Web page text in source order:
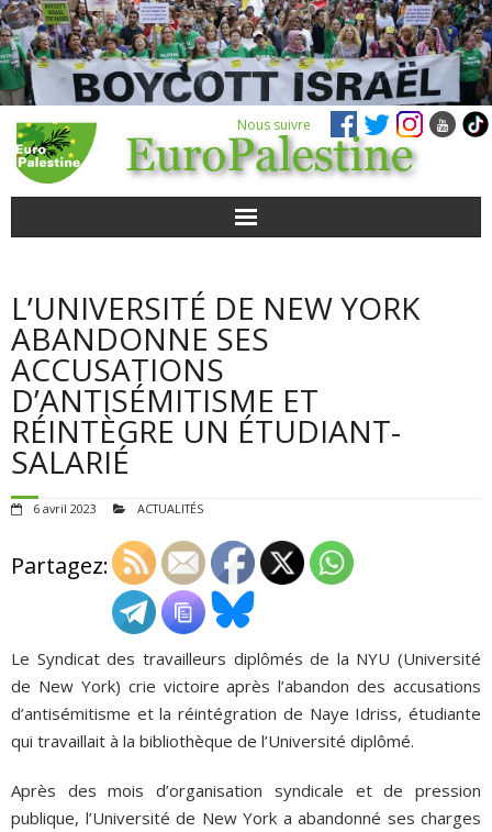
Nous suivre
POUR AGIR
AGENDA
VIDÉOS
ADHÉSIONS, DONS, CONTACT
L’UNIVERSITÉ DE NEW YORK
ABANDONNE SES
ACCUSATIONS
D’ANTISÉMITISME ET
RÉINTÈGRE UN ÉTUDIANT-
SALARIÉ
6 avril 2023 ACTUALITÉS
Partagez:
Le Syndicat des travailleurs diplômés de la NYU (Université
de New York) crie victoire après l’abandon des accusations
d’antisémitisme et la réintégration de Naye Idriss, étudiante
qui travaillait à la bibliothèque de l’Université diplômé.
Après des mois d’organisation syndicale et de pression
publique, l’Université de New York a abandonné ses charges